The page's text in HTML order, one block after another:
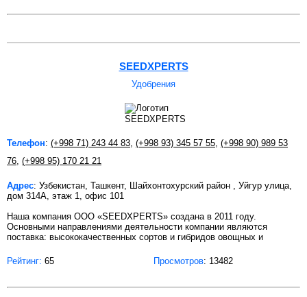
SEEDXPERTS
Удобрения
Телефон: (+998 71) 243 44 83 (+998 93) 345 57 55 (+998 90) 989 53
76 (+998 95) 170 21 21
Адрес: Узбекистан, Ташкент, Шайхонтохурский район , Уйгур улица,
дом 314А, этаж 1, офис 101
Наша компания ООО «SEEDXPERTS» создана в 2011 году.
Основными направлениями деятельности компании являются
поставка: высококачественных сортов и гибридов овощных и
Рейтинг: 65 Просмотров: 13482